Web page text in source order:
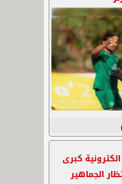
كبرى
الجماهير